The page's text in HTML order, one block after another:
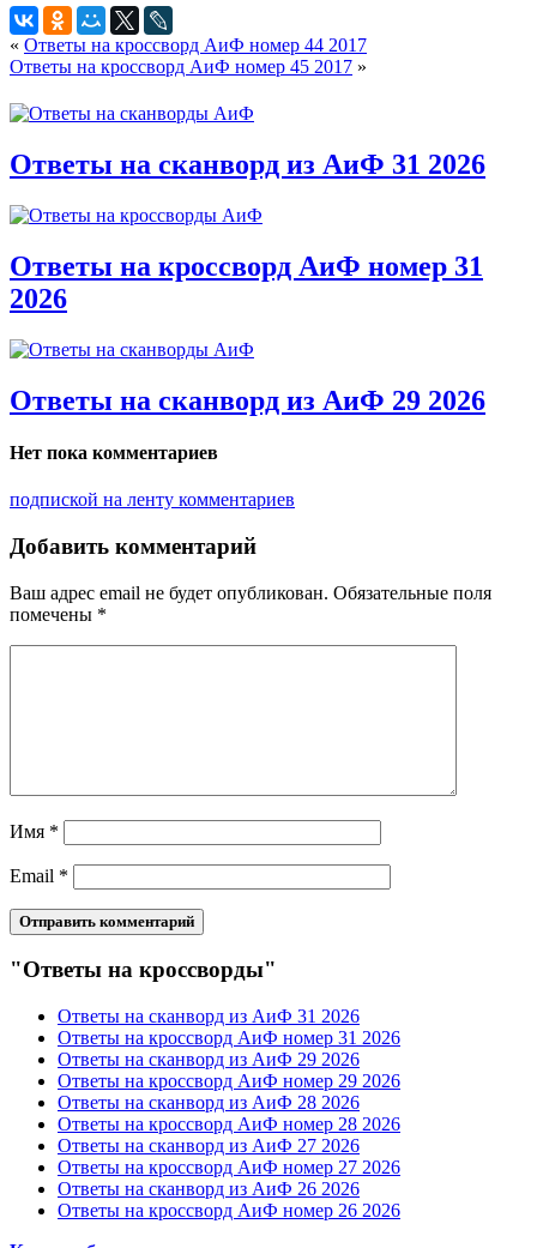
« Ответы на кроссворд АиФ номер 44 2017
Ответы на кроссворд АиФ номер 45 2017 »
Ответы на сканворд из АиФ 31 2026
Ответы на кроссворд АиФ номер 31
2026
Ответы на сканворд из АиФ 29 2026
Нет пока комментариев
подпиской на ленту комментариев
Добавить комментарий
Ваш адрес email не будет опубликован. Обязательные поля
помечены *
Имя *
Email *
"Ответы на кроссворды"
Ответы на сканворд из АиФ 31 2026
Ответы на кроссворд АиФ номер 31 2026
Ответы на сканворд из АиФ 29 2026
Ответы на кроссворд АиФ номер 29 2026
Ответы на сканворд из АиФ 28 2026
Ответы на кроссворд АиФ номер 28 2026
Ответы на сканворд из АиФ 27 2026
Ответы на кроссворд АиФ номер 27 2026
Ответы на сканворд из АиФ 26 2026
Ответы на кроссворд АиФ номер 26 2026